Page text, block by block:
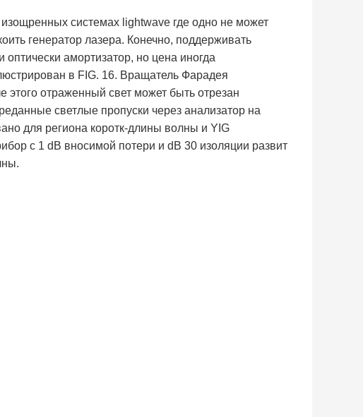
системах lightwave где одно не может
генератор лазера. Конечно, поддерживать
амортизатор, но цена иногда
в FIG. 16. Вращатель Фарадея
этого отраженный свет может быть отрезан
светлые пропуски через анализатор на
для региона коротк-длины волны и YIG
с 1 dB вносимой потери и dB 30 изоляции развит